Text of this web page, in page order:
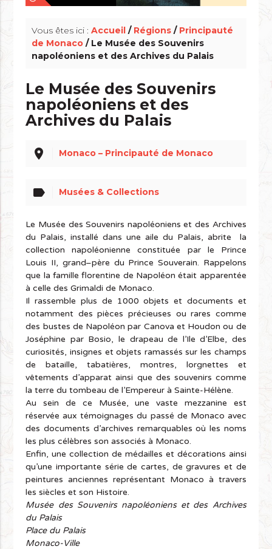
Vous êtes ici :Accueil / Régions / Principauté
de Monaco / Le Musée des Souvenirs
napoléoniens et des Archives du Palais
Le Musée des Souvenirs
napoléoniens et des
Archives du Palais
place Monaco – Principauté de Monaco
label Musées & Collections
Le Musée des Souvenirs napoléoniens et des Archives
du Palais, installé dans une aile du Palais, abrite la
collection napoléonienne constituée par le Prince
Louis II, grand–père du Prince Souverain. Rappelons
que la famille florentine de Napoléon était apparentée
à celle des Grimaldi de Monaco.
Il rassemble plus de 1000 objets et documents et
notamment des pièces précieuses ou rares comme
des bustes de Napoléon par Canova et Houdon ou de
Joséphine par Bosio, le drapeau de l’Ile d’Elbe, des
curiosités, insignes et objets ramassés sur les champs
de bataille, tabatières, montres, lorgnettes et
vêtements d’apparat ainsi que des souvenirs comme
la terre du tombeau de l’Empereur à Sainte-Hélène.
Au sein de ce Musée, une vaste mezzanine est
réservée aux témoignages du passé de Monaco avec
des documents d’archives remarquables où les noms
les plus célèbres son associés à Monaco.
Enfin, une collection de médailles et décorations ainsi
qu’une importante série de cartes, de gravures et de
peintures anciennes représentant Monaco à travers
les siècles et son Histoire.
Musée des Souvenirs napoléoniens et des Archives
du Palais
Place du Palais
Monaco-Ville